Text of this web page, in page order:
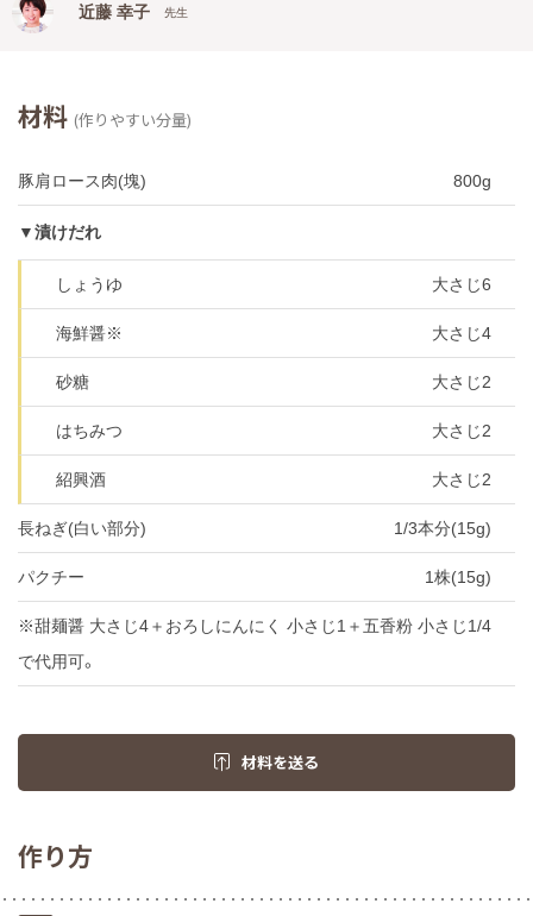
近藤 幸子 先生
材料 (作りやすい分量)
豚肩ロース肉(塊) 800g
▼漬けだれ
しょうゆ 大さじ6
海鮮醤※ 大さじ4
砂糖 大さじ2
はちみつ 大さじ2
紹興酒 大さじ2
長ねぎ(白い部分) 1/3本分(15g)
パクチー 1株(15g)
※甜麺醤 大さじ4＋おろしにんにく 小さじ1＋五香粉 小さじ1/4
で代用可。
材料を送る
作り方